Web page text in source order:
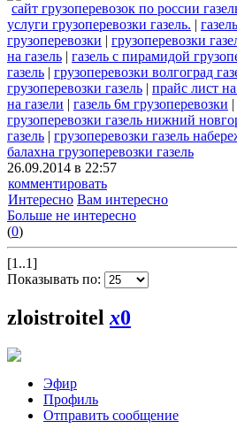
сайт грузоперевозок по россии
услуги грузоперевозки газель. |
грузоперевозки | грузоперевозки
на газель | газель с пирамидой
газель | грузоперевозки волгоград
грузоперевозки газель | прайс лист
на газели | газель 6м грузоперевозки |
грузоперевозки газель нижний
газель | грузоперевозки газель
балахна грузоперевозки газель
26.09.2014 в 22:57
комментировать
Интересно Вам интересно
Больше не интересно
(0)
[1..1]
Показывать по:
zloistroitel x0
Эфир
Профиль
Отправить сообщение